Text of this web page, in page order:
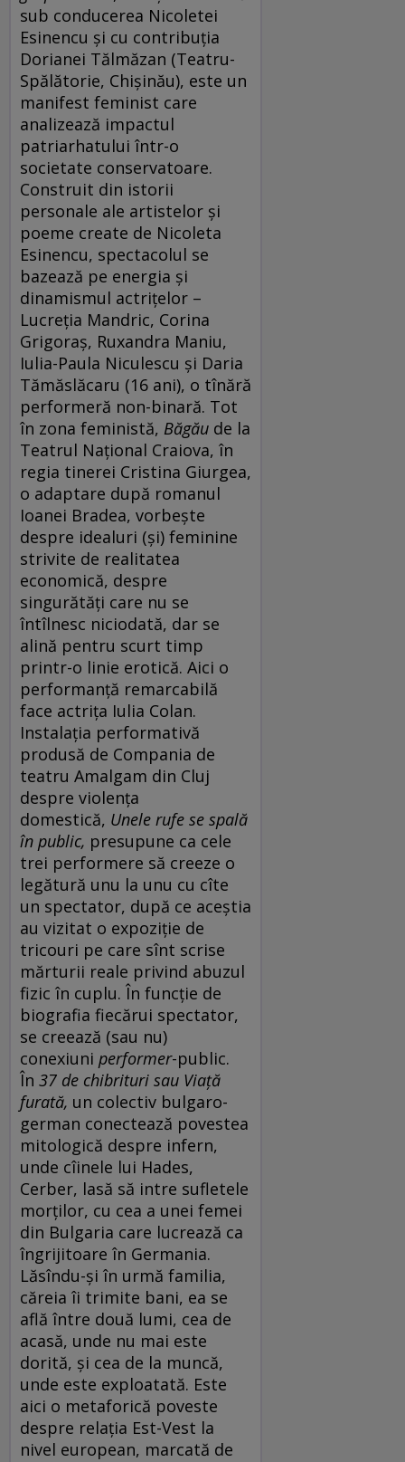
sub conducerea Nicoletei
Esinencu și cu contribuția
Dorianei Tălmăzan (Teatru-
Spălătorie, Chișinău), este un
manifest feminist care
analizează impactul
patriarhatului într-o
societate conservatoare.
Construit din istorii
personale ale artistelor și
poeme create de Nicoleta
Esinencu, spectacolul se
bazează pe energia și
dinamismul actrițelor –
Lucreția Mandric, Corina
Grigoraș, Ruxandra Maniu,
Iulia-Paula Niculescu și Daria
Tămăslăcaru (16 ani), o tînără
performeră non-binară. Tot
în zona feministă, Băgău de la
Teatrul Național Craiova, în
regia tinerei Cristina Giurgea,
o adaptare după romanul
Ioanei Bradea, vorbește
despre idealuri (și) feminine
strivite de realitatea
economică, despre
singurătăți care nu se
întîlnesc niciodată, dar se
alină pentru scurt timp
printr-o linie erotică. Aici o
performanță remarcabilă
face actrița Iulia Colan.
Instalația performativă
produsă de Compania de
teatru Amalgam din Cluj
despre violența
domestică, Unele rufe se spală
în public, presupune ca cele
trei performere să creeze o
legătură unu la unu cu cîte
un spectator, după ce aceștia
au vizitat o expoziție de
tricouri pe care sînt scrise
mărturii reale privind abuzul
fizic în cuplu. În funcție de
biografia fiecărui spectator,
se creează (sau nu)
conexiuni performer-public.
În 37 de chibrituri sau Viață
furată, un colectiv bulgaro-
german conectează povestea
mitologică despre infern,
unde cîinele lui Hades,
Cerber, lasă să intre sufletele
morților, cu cea a unei femei
din Bulgaria care lucrează ca
îngrijitoare în Germania.
Lăsîndu-și în urmă familia,
căreia îi trimite bani, ea se
află între două lumi, cea de
acasă, unde nu mai este
dorită, și cea de la muncă,
unde este exploatată. Este
aici o metaforică poveste
despre relația Est-Vest la
nivel european, marcată de